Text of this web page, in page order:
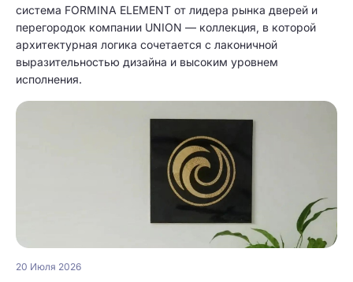
система FORMINA ELEMENT от лидера рынка дверей и
перегородок компании UNION — коллекция, в которой
архитектурная логика сочетается с лаконичной
выразительностью дизайна и высоким уровнем
исполнения.
20 Июля 2026